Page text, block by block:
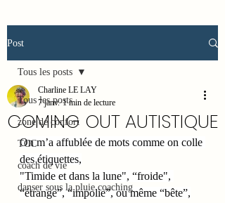
Post
Tous les posts
zone de confort
TCC
coach de vie
danser sous la pluie coaching
Tous les posts
COMING OUT AUTISTIQUE
Charline LE LAY
7 janv. 1 min de lecture
On m’a affublée de mots comme on colle
des étiquettes,
"Timide et dans la lune", “froide",
“étrange”, “impolie”, ou même “bête”,